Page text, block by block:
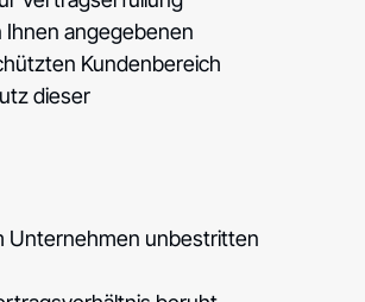
Ihnen angegebenen
Kundenbereich
dieser
Unternehmen unbestritten